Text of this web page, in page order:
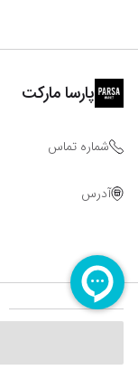
پارسا مارکت
شماره تماس
آدرس